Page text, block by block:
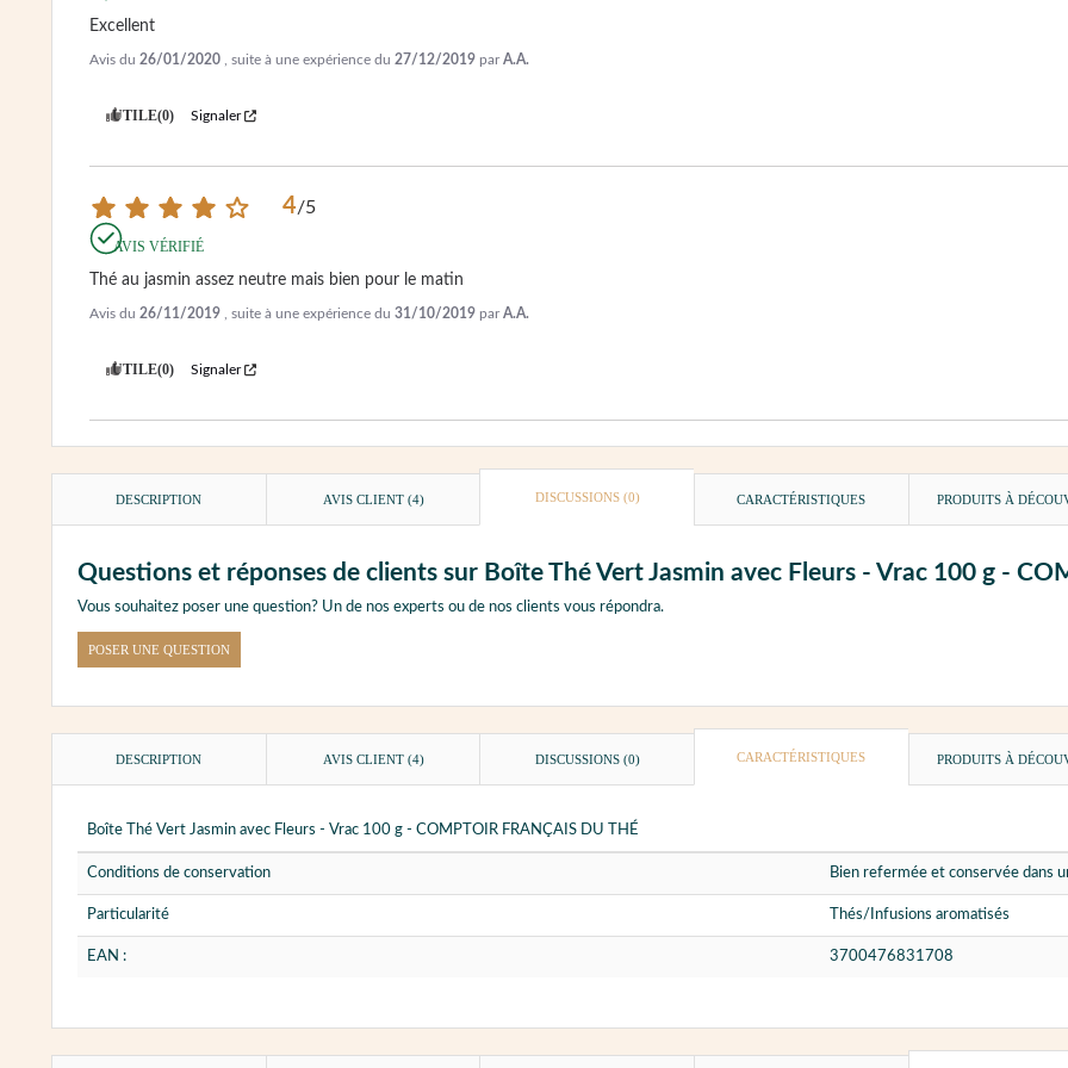
Excellent
Avis du 26/01/2020 , suite à une expérience du 27/12/2019 parA.A.
UTILE(0) Signaler
4/5
AVIS VÉRIFIÉ
Thé au jasmin assez neutre mais bien pour le matin
Avis du 26/11/2019 , suite à une expérience du 31/10/2019 parA.A.
UTILE(0) Signaler
DESCRIPTION AVIS CLIENT (4) DISCUSSIONS (0) CARACTÉRISTIQUES PRODUITS À
Questions et réponses de clients sur Boîte Thé Vert Jasmin avec Fleurs - Vrac 100 g -
Vous souhaitez poser une question? Un de nos experts ou de nos clients vous répondra.
POSER UNE QUESTION
DESCRIPTION AVIS CLIENT (4) DISCUSSIONS (0) CARACTÉRISTIQUES PRODUITS À
Boîte Thé Vert Jasmin avec Fleurs - Vrac 100 g - COMPTOIR FRANÇAIS DU THÉ
Conditions de conservation Bien refermée et conservée dans
Particularité Thés/Infusions aromatisés
EAN : 3700476831708